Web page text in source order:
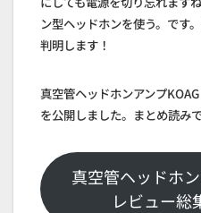
ン型ヘッドホンを使う。です
判明します！
真空管ヘッドホンアンプ
を公開しました。まとめ読みで
真空管ヘッドホ
レビュー総